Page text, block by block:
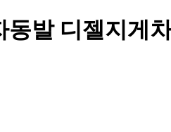
발 디젤지게